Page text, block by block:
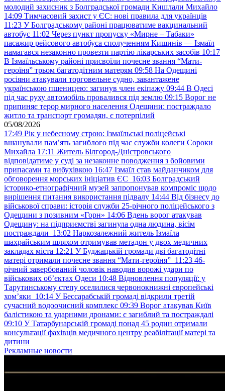
молодий захисник з Болградської громади Кишлали Михайло
14:09 Тимчасовий захист у ЄС: нові правила для українців
11:23 У Болградському районі працюватиме вакцинальний
автобус 11:02 Через пункт пропуску «Мирне – Табаки»
пасажир рейсового автобуса сполученням Кишинів — Ізмаїл
намагався незаконно провезти партію лікарських засобів 10:17
В Ізмаїльському районі присвоїли почесне звання “Мати-
героїня” трьом багатодітним матерям 09:58 На Одещині
росіяни атакували торговельне судно, завантажене
українською пшеницею: загинув член екіпажу 09:44 В Одесі
під час руху автомобіль провалився під землю 09:15 Ворог не
припиняє терор мирного населення Одещини: постраждало
житло та транспорт громадян, є потерпілий
05/08/2026
17:49 Рік у небесному строю: Ізмаїльські поліцейські
вшанували пам’ять загиблого під час служби колеги Сороки
Михайла 17:11 Житель Білгород-Дністровського
відповідатиме у суді за незаконне поводження з бойовими
припасами та вибухівкою 16:47 Ізмаїл став майданчиком для
обговорення морських ініціатив ЄС 16:03 Болградський
історико-етнографічний музей запропонував компроміс щодо
вирішення питання використання підвалу 14:44 Від бізнесу до
військової справи: історія служби 25-річного поліцейського з
Одещини з позивним «Горн» 14:06 Вдень ворог атакував
Одещину: на підприємстві загинула одна людина, вісім
постраждали 13:02 Наркозалежний житель Ізмаїла
шахрайським шляхом отримував метадон у двох медичних
закладах міста 12:21 У Буджацькій громади дві багатодітні
матері отримали почесне звання “Мати-героїня” 11:23 46-
річний завербований чоловік наводив ворожі удари по
військових обʼєктах Одеси 10:48 Відновлення популяції: у
Тарутинському степу оселилися червонокнижні європейські
хом’яки 10:14 У Бессарабській громаді відкрили третій
сучасний водоочисний комплекс 09:39 Ворог атакував Київ
балістикою та ударними дронами: є загиблий та постраждалі
09:10 У Татарбунарській громаді понад 45 родин отримали
консультації фахівців медичного центру реабілітації матері та
дитини
Рекламные новости